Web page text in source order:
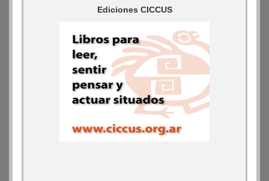
Ediciones CICCUS